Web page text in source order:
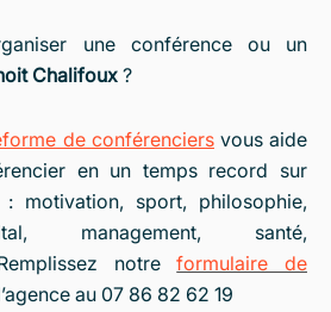
une conférence ou un
Chalifoux?
de conférenciersvous aide
en un temps record sur
: motivation, sport, philosophie,
management, santé,
notreformulaire de
au 07 86 82 62 19